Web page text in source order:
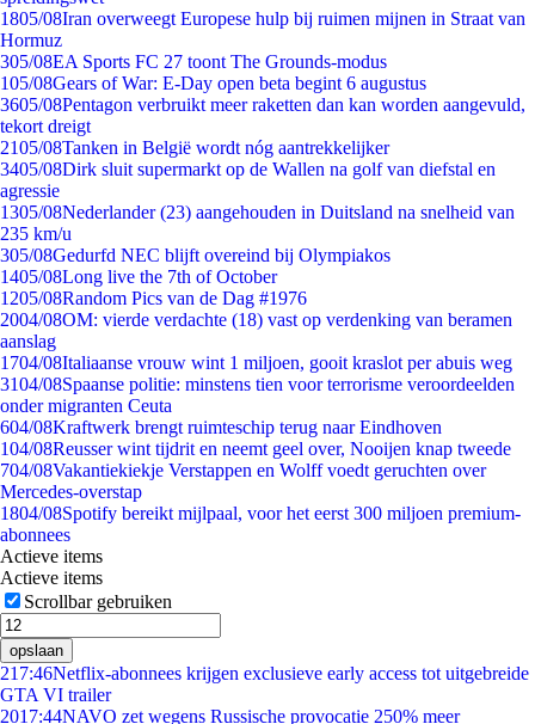
1805/08Iran overweegt Europese hulp bij ruimen mijnen in Straat van
Hormuz
305/08EA Sports FC 27 toont The Grounds-modus
105/08Gears of War: E-Day open beta begint 6 augustus
3605/08Pentagon verbruikt meer raketten dan kan worden aangevuld,
tekort dreigt
2105/08Tanken in België wordt nóg aantrekkelijker
3405/08Dirk sluit supermarkt op de Wallen na golf van diefstal en
agressie
1305/08Nederlander (23) aangehouden in Duitsland na snelheid van
235 km/u
305/08Gedurfd NEC blijft overeind bij Olympiakos
1405/08Long live the 7th of October
1205/08Random Pics van de Dag #1976
2004/08OM: vierde verdachte (18) vast op verdenking van beramen
aanslag
1704/08Italiaanse vrouw wint 1 miljoen, gooit kraslot per abuis weg
3104/08Spaanse politie: minstens tien voor terrorisme veroordeelden
onder migranten Ceuta
604/08Kraftwerk brengt ruimteschip terug naar Eindhoven
104/08Reusser wint tijdrit en neemt geel over, Nooijen knap tweede
704/08Vakantiekiekje Verstappen en Wolff voedt geruchten over
Mercedes-overstap
1804/08Spotify bereikt mijlpaal, voor het eerst 300 miljoen premium-
abonnees
Actieve items
Actieve items
Scrollbar gebruiken
opslaan
217:46Netflix-abonnees krijgen exclusieve early access tot uitgebreide
GTA VI trailer
2017:44NAVO zet wegens Russische provocatie 250% meer